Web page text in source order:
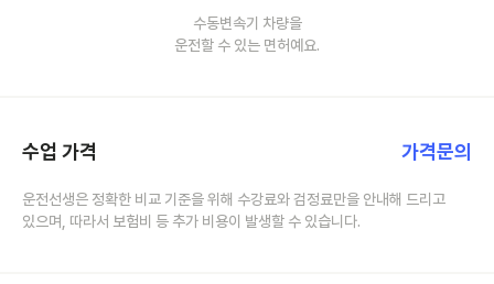
수동변속기 차량을
운전할 수 있는 면허예요.
수업 가격 가격문의
운전선생은 정확한 비교 기준을 위해 수강료와 검정료만을 안내해 드리고
있으며, 따라서 보험비 등 추가 비용이 발생할 수 있습니다.